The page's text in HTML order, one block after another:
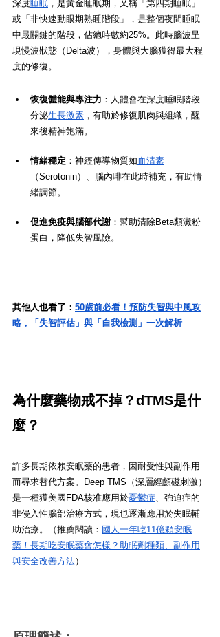
深度睡眠 ，是黃金睡眠期，又稱「第四期睡眠」
或「非快速動眼期熟睡階段」，是整個夜間睡眠
中最關鍵的階段，佔總時數約25%。此時腦波呈
現慢波狀態（Delta波），身體與大腦獲得最大程
度的修復。
恢復體能與專注力 ：人體會在深度睡眠階段
分泌生長激素 ，有助於修復肌肉與組織，醒
來後精神飽滿。
情緒穩定 ：神經傳導物質如血清素
（Serotonin）、腦內啡在此時補充，有助情
緒調節。
促進免疫與腦部代謝 ：幫助清除Beta類澱粉
蛋白，降低失智風險。
其他人也看了： 50歲前必看！預防失智與中風攻
略，「失智評估」與「自我檢測」一次解析
為什麼藥物戒不掉？dTMS是什
麼？
許多長期依賴安眠藥的患者，因耐受性與副作用
而尋求替代方案。Deep TMS（深層經顱磁刺激）
是一種獲美國FDA核准應用於憂鬱症 、強迫症的
非侵入性腦部治療方式，現也逐漸應用於失眠輔
助治療。（推薦閱讀： 國人一年吃11億顆安眠
藥！長期吃安眠藥會怎樣？助眠劑種類、副作用
與安全改善方法）